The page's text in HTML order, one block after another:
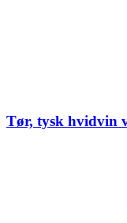
Tør, tysk hvidvin